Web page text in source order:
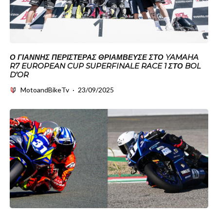
Ο ΓΙΆΝΝΗΣ ΠΕΡΙΣΤΕΡΆΣ ΘΡΙΆΜΒΕΥΣΕ ΣΤΟ YAMAHA
R7 EUROPEAN CUP SUPERFINALE RACE 1 ΣΤΟ BOL
D’OR
MotoandBikeTv · 23/09/2025